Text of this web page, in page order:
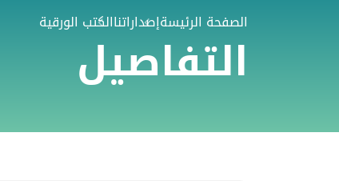
الصفحة الرئيسةإصداراتناالكتب الورقية
التفاصيل